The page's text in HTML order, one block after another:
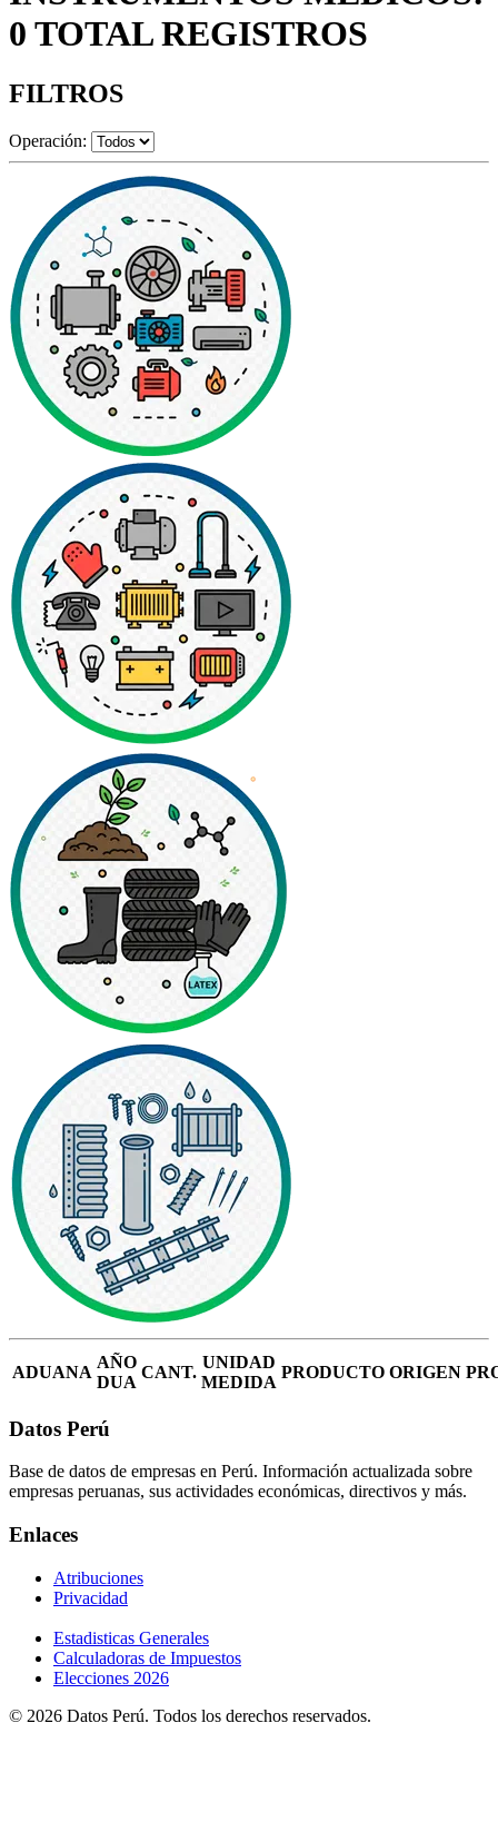
0 TOTAL REGISTROS
FILTROS
Operación:
ADUANA
AÑO
DUA
CANT.
UNIDAD
MEDIDA
PRODUCTO ORIGEN
Datos Perú
Base de datos de empresas en Perú. Información actualizada sobre
empresas peruanas, sus actividades económicas, directivos y más.
Enlaces
Atribuciones
Privacidad
Estadisticas Generales
Calculadoras de Impuestos
Elecciones 2026
© 2026 Datos Perú. Todos los derechos reservados.